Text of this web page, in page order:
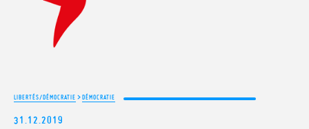
LIBERTÉS/DÉMOCRATIE >DÉMOCRATIE
31.12.2019